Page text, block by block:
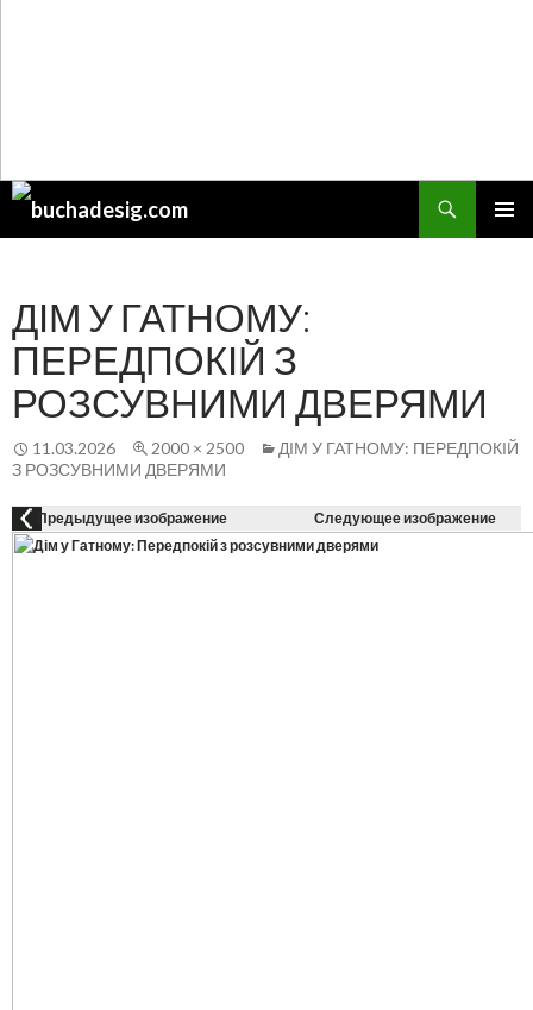
Поиск
ДІМ У ГАТНОМУ:
ПЕРЕДПОКІЙ З
РОЗСУВНИМИ ДВЕРЯМИ
11.03.2026 2000 × 2500
ДІМ У ГАТНОМУ: ПЕРЕДПОКІЙ
З РОЗСУВНИМИ ДВЕРЯМИ
Предыдущее изображение Следующее изображение